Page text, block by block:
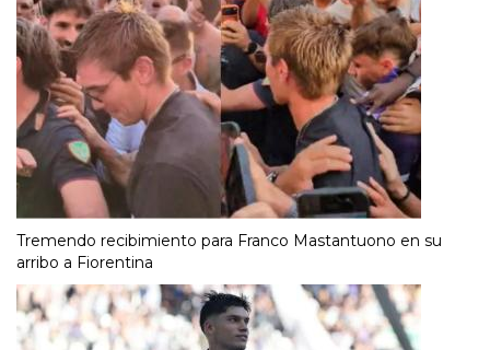
Tremendo recibimiento para Franco Mastantuono en su
arribo a Fiorentina